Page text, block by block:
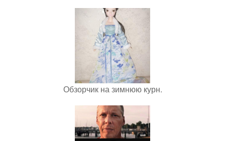
Обзорчик на зимнюю курн.